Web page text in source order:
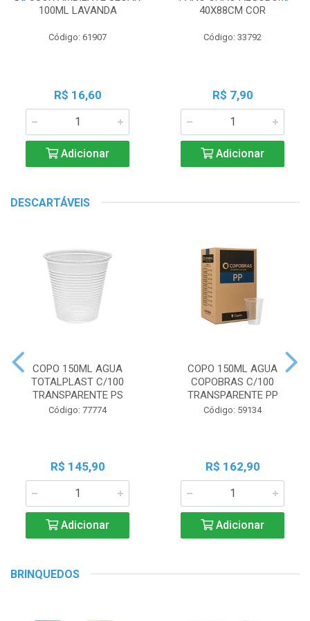
100ML LAVANDA
Código: 61907
R$ 16,60
Adicionar
40X88CM COR
Código: 33792
R$ 7,90
Adicionar
DESCARTÁVEIS
COPO 150ML AGUA
TOTALPLAST C/100
TRANSPARENTE PS
Código: 77774
R$ 145,90
Adicionar
COPO 150ML AGUA
COPOBRAS C/100
TRANSPARENTE PP
Código: 59134
R$ 162,90
Adicionar
BRINQUEDOS